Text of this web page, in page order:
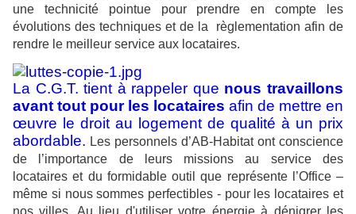
une technicité pointue pour prendre en compte les
évolutions des techniques et de la
règlementation afin de
rendre le meilleur service aux locataires.
La C.G.T. tient à rappeler que nous travaillons
avant tout pour les locataires afin de mettre en
œuvre le droit au logement de qualité à un prix
abordable. Les personnels d’AB-Habitat ont conscience
de l’importance de leurs missions au service des
locataires et du formidable outil que représente l’Office –
même si nous sommes perfectibles - pour les locataires et